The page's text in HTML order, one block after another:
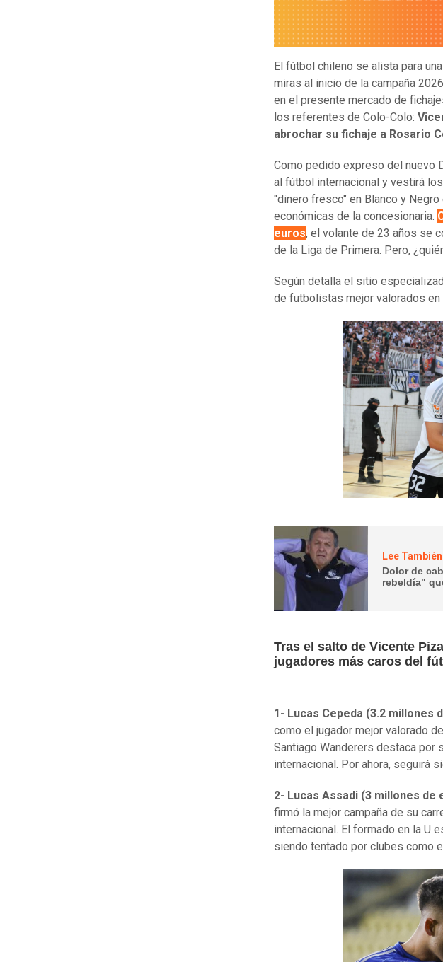
El fútbol chileno se alista para
miras al inicio de la campaña
en el presente mercado de
los referentes de Colo-Colo:
abrochar su fichaje a Rosario
Como pedido expreso del nuevo
al fútbol internacional y vestirá
"dinero fresco" en Blanco y
económicas de la concesionaria.
euros, el volante de 23 años se
de la Liga de Primera. Pero,
Según detalla el sitio
de futbolistas mejor valorados
Lee También
Dolor de
rebeldía"
Tras el salto de Vicente
jugadores más caros del
1- Lucas Cepeda (3.2 millones
como el jugador mejor valorado
Santiago Wanderers destaca por
internacional. Por ahora, seguirá
2- Lucas Assadi (3 millones de
firmó la mejor campaña de su
internacional. El formado en la U
siendo tentado por clubes como